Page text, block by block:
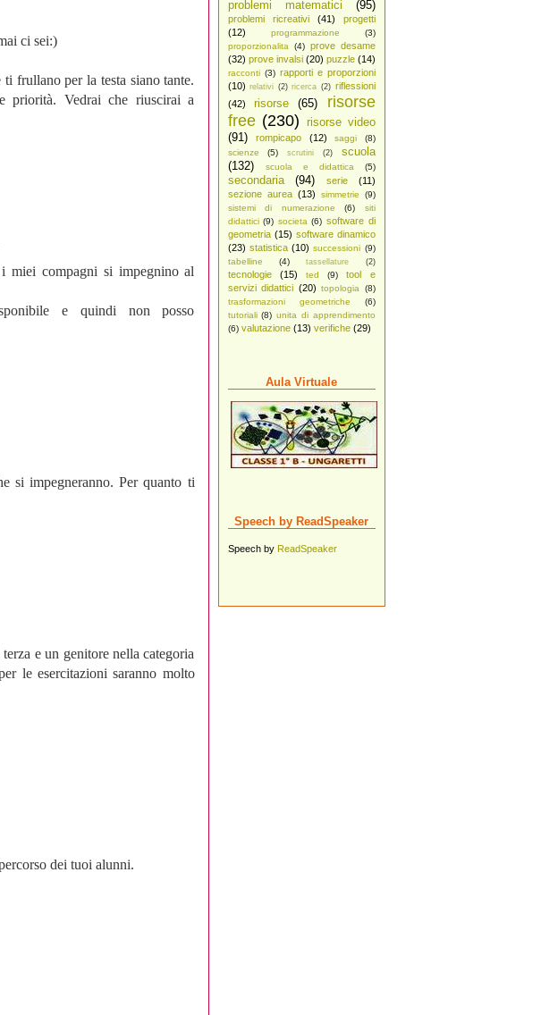
problemi matematici (95)
problemi ricreativi (41)
progetti
(12)
programmazione
(3)
proporzionalita
(4) prove desame
(32) prove invalsi (20) puzzle (14)
racconti (3) rapporti e proporzioni
(10) relativi (2) ricerca (2) riflessioni
(42)
risorse (65)
risorse
free (230) risorse video
(91)
rompicapo (12) saggi
(8)
scienze
(5) scrutini (2)
scuola
(132)
scuola e didattica (5)
secondaria (94) serie
(11)
sezione aurea (13) simmetrie
(9)
sistemi di numerazione
(6)
siti
didattici (9) societa (6) software di
geometria (15) software dinamico
(23) statistica (10) successioni (9)
tabelline
(4) tassellature (2)
tecnologie (15) ted (9)
tool e
servizi didattici (20) topologia
(8)
trasformazioni geometriche
(6)
tutoriali (8) unita di apprendimento
(6) valutazione (13) verifiche (29)
Aula Virtuale
Speech by ReadSpeaker
Speech by ReadSpeaker
ci sei:)
frullano per la testa siano tante.
priorità. Vedrai che riuscirai a
i miei compagni si impegnino al
e quindi non posso
si impegneranno. Per quanto ti
e un genitore nella categoria
le esercitazioni saranno molto
dei tuoi alunni.